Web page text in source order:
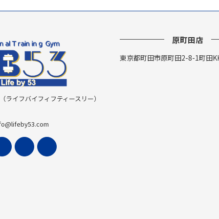
ライフバイフィフティースリー）
原町田店
東京都町田市原町田2-8-1町田